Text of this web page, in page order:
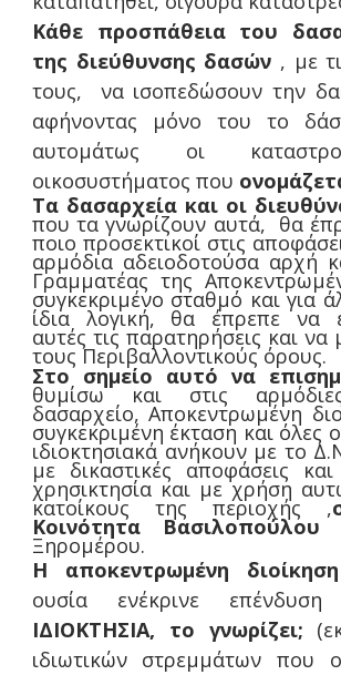
Κάθε προσπάθεια του
της διεύθυνσης δασών , με
τους, να ισοπεδώσουν την
αφήνοντας μόνο του το
αυτομάτως οι
οικοσυστήματος που
Τα δασαρχεία και οι
που τα γνωρίζουν αυτά, θα
ποιο προσεκτικοί στις
αρμόδια αδειοδοτούσα αρχή
Γραμματέας της
συγκεκριμένο σταθμό και για
ίδια λογική, θα έπρεπε να
αυτές τις παρατηρήσεις και να
τους Περιβαλλοντικούς όρους.
Στο σημείο αυτό να
θυμίσω και στις
δασαρχείο, Αποκεντρωμένη
συγκεκριμένη έκταση και όλες
ιδιοκτησιακά ανήκουν με το
με δικαστικές αποφάσεις
χρησικτησία και με χρήση
κατοίκους της περιοχής ,
Κοινότητα Βασιλοπούλου
Ξηρομέρου.
Η αποκεντρωμένη διοίκηση
ουσία ενέκρινε επένδυση
ΙΔΙΟΚΤΗΣΙΑ, το γνωρίζει;
ιδιωτικών στρεμμάτων που